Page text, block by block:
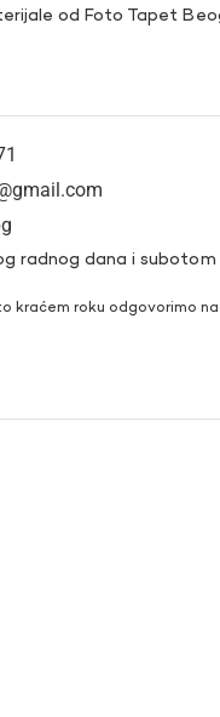
od Foto Tapet
radnog dana i subotom
kraćem roku odgovorimo